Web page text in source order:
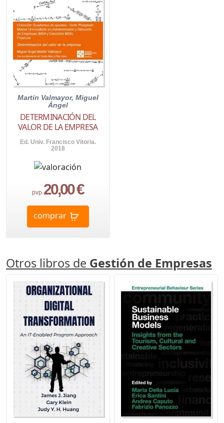
Martín Valmayor, Miguel
Ángel
DETERMINACIÓN DEL
VALOR DE LA EMPRESA
Ed. Univ. Francisco Vitoria.
2018
pvp.20,00 €
comprar
Otros libros de Gestión de Empresas